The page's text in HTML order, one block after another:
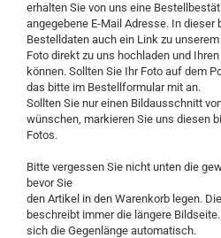
erhalten Sie von uns eine
angegebene E-Mail Adresse. In dieser
Bestelldaten auch ein Link zu
Foto direkt zu uns hochladen und
können. Sollten Sie Ihr Foto auf dem
das bitte im Bestellformular mit an.
Sollten Sie nur einen Bildausschnitt
wünschen, markieren Sie uns diesen
Fotos.
Bitte vergessen Sie nicht unten die
bevor Sie
den Artikel in den Warenkorb legen.
beschreibt immer die längere
sich die Gegenlänge automatisch.